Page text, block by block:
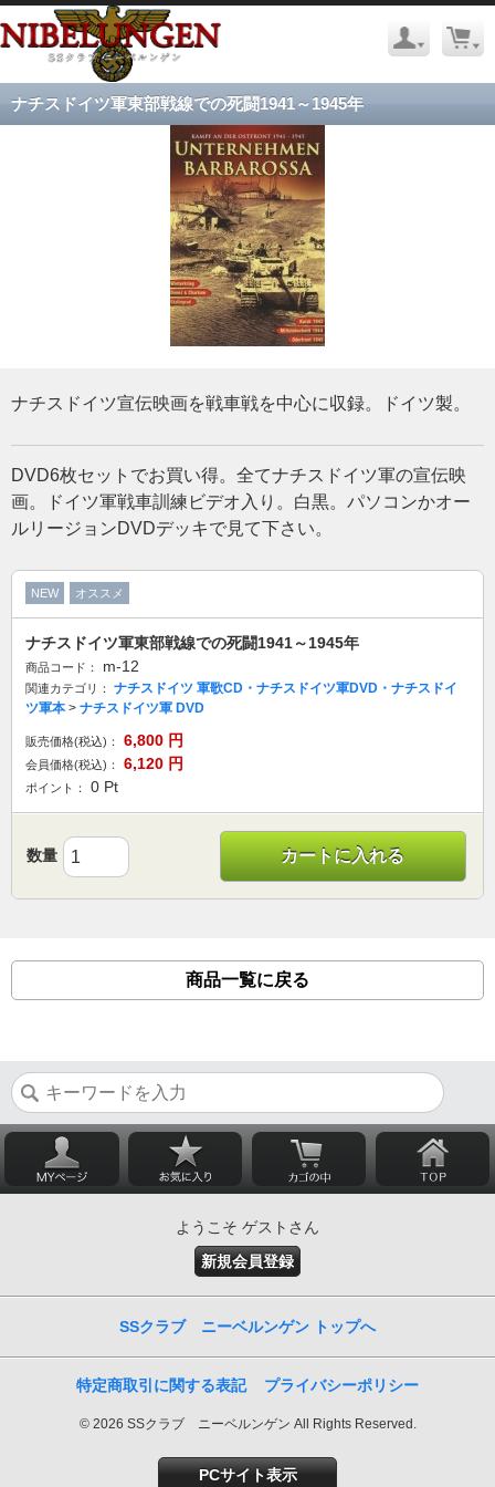
ナチスドイツ軍東部戦線での死闘1941～1945年
ナチスドイツ宣伝映画を戦車戦を中心に収録。ドイツ製。
DVD6枚セットでお買い得。全てナチスドイツ軍の宣伝映
画。ドイツ軍戦車訓練ビデオ入り。白黒。パソコンかオー
ルリージョンDVDデッキで見て下さい。
NEW オススメ
ナチスドイツ軍東部戦線での死闘1941～1945年
商品コード： m-12
関連カテゴリ：
ナチスドイツ 軍歌CD・ナチスドイツ軍DVD・ナチスドイ
ツ軍本 > ナチスドイツ軍 DVD
販売価格(税込)： 6,800 円
会員価格(税込)： 6,120 円
ポイント： 0 Pt
数量 カートに入れる
商品一覧に戻る
ようこそ ゲストさん
新規会員登録
SSクラブ ニーベルンゲン トップへ
特定商取引に関する表記 プライバシーポリシー
© 2026 SSクラブ ニーベルンゲン All Rights Reserved.
PCサイト表示